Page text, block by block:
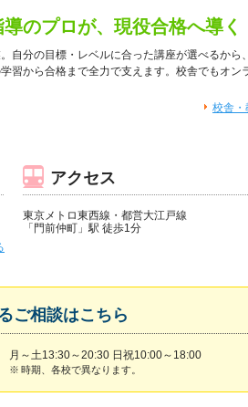
のプロが、現役合格へ導く
自分の目標・レベルに合った講座が選べるから
習から合格まで全力で支えます。校舎でもオン
校舎・
アクセス
東京メトロ東西線・都営大江戸線
「門前仲町」駅 徒歩1分
ご相談はこちら
月～土13:30～20:30 日祝10:00～18:00
※ 時期、各校で異なります。